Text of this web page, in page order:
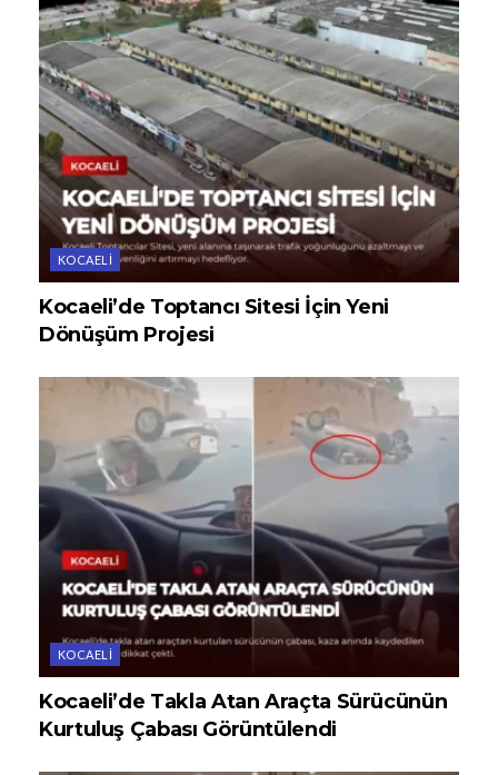
KOCAELI
Kocaeli’de Toptancı Sitesi İçin Yeni
Dönüşüm Projesi
KOCAELI
Kocaeli’de Takla Atan Araçta Sürücünün
Kurtuluş Çabası Görüntülendi